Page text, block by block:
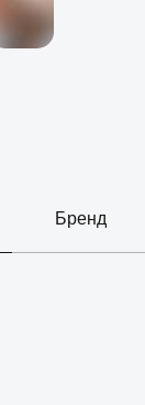
Бренд